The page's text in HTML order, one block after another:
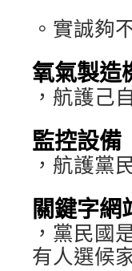
。實誠夠
氧氣製造
，航護己
監控設備
，航護黨
關鍵字網
，黨民國
有人選候